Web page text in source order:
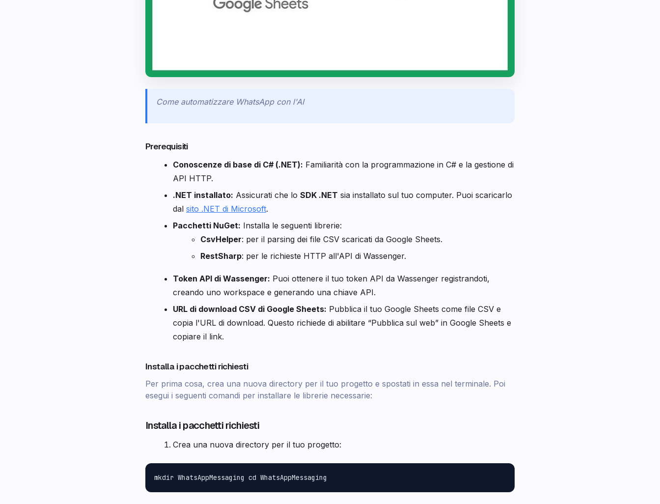
Come automatizzare WhatsApp con l'AI
Prerequisiti
Conoscenze di base di C# (.NET): Familiarità con la programmazione in C# e la gestione di
API HTTP.
.NET installato: Assicurati che lo SDK .NET sia installato sul tuo computer. Puoi scaricarlo
dal sito .NET di Microsoft.
Pacchetti NuGet: Installa le seguenti librerie:
CsvHelper: per il parsing dei file CSV scaricati da Google Sheets.
RestSharp: per le richieste HTTP all'API di Wassenger.
Token API di Wassenger: Puoi ottenere il tuo token API da Wassenger registrandoti,
creando uno workspace e generando una chiave API.
URL di download CSV di Google Sheets: Pubblica il tuo Google Sheets come file CSV e
copia l'URL di download. Questo richiede di abilitare “Pubblica sul web” in Google Sheets e
copiare il link.
Installa i pacchetti richiesti
Per prima cosa, crea una nuova directory per il tuo progetto e spostati in essa nel terminale. Poi
esegui i seguenti comandi per installare le librerie necessarie:
Installa i pacchetti richiesti
Crea una nuova directory per il tuo progetto: